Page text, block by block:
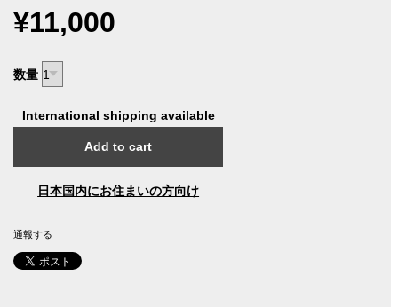
¥11,000
数量
International shipping available
Add to cart
日本国内にお住まいの方向け
通報する